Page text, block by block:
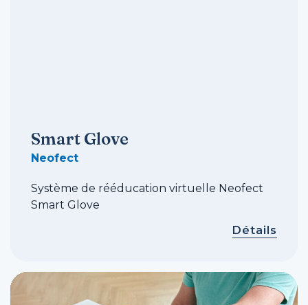
Smart Glove
Neofect
Système de rééducation virtuelle Neofect
Smart Glove
Détails